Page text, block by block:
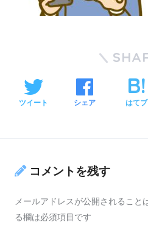
ツイート シェア はてブ
コメントを残す
メールアドレスが公開されること
る欄は必須項目です